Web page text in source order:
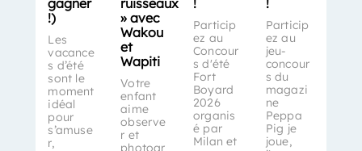
!)
Les
vacance
s d’été
sont le
moment
idéal
pour
s’amuse
r,
» avec
Wakou
et
Wapiti
Votre
enfant
aime
observe
r et
photogr
Particip
ez au
Concour
s d'été
Fort
Boyard
2026
organis
é par
Milan et
Particip
ez au
jeu-
concour
s du
magazi
ne
Peppa
Pig je
joue,